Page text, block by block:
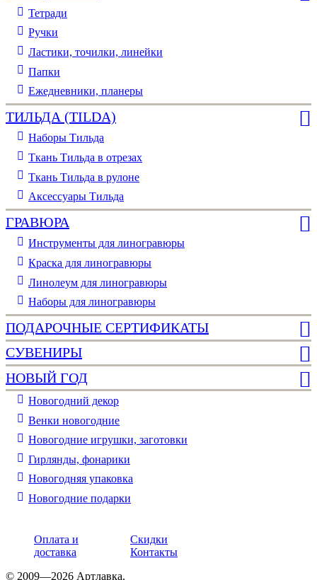
Тетради
Ручки
Ластики, точилки, линейки
Папки
Ежедневники, планеры
ТИЛЬДА (TILDA)
Наборы Тильда
Ткань Тильда в отрезах
Ткань Тильда в рулоне
Аксессуары Тильда
ГРАВЮРА
Инструменты для линогравюры
Краска для линогравюры
Линолеум для линогравюры
Наборы для линогравюры
ПОДАРОЧНЫЕ СЕРТИФИКАТЫ
СУВЕНИРЫ
НОВЫЙ ГОД
Новогодний декор
Венки новогодние
Новогодние игрушки, заготовки
Гирлянды, фонарики
Новогодняя упаковка
Новогодние подарки
Оплата и
доставка
Скидки
Контакты
© 2009—2026 Артлавка.